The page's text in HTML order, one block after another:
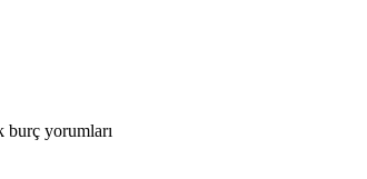
burç yorumları